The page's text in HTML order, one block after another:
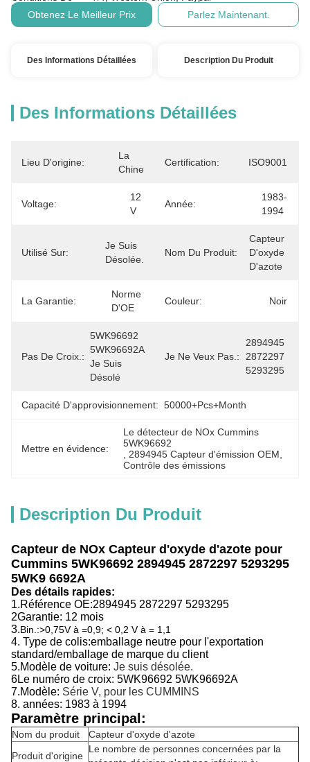
Paiement:
Obtenez Le Meilleur Prix
Parlez Maintenant.
Des Informations Détaillées Description Du Produit
Des Informations Détaillées
Lieu D'origine:
La
Chine
Certification: ISO9001
Voltage:
12
V
Année:
1983-
1994
Utilisé Sur:
Je Suis
Désolée.
Nom Du Produit:
Capteur
D'oxyde
D'azote
La Garantie:
Norme
D'OE
Couleur: Noir
Pas De Croix.:
5WK96692
5WK96692A
Je Suis
Désolé
Je Ne Veux Pas.:
2894945
2872297
5293295
Capacité D'approvisionnement: 50000+Pcs+Month
Mettre en évidence:
Le détecteur de NOx Cummins
5WK96692
2894945 Capteur d'émission OEM
Contrôle des émissions
Description Du Produit
Capteur de NOx Capteur d'oxyde d'azote pour
Cummins 5WK96692 2894945 2872297 5293295
5WK9 6692A
Des détails rapides:
1.Référence OE:2894945 2872297 5293295
2Garantie: 12 mois
3.Bin.:>0,75V à =0,9; < 0,2 V à = 1,1
4. Type de colis:emballage neutre pour l'exportation
standard/emballage de marque du client
5.Modèle de voiture: Je suis désolée.
6Le numéro de croix: 5WK96692 5WK96692A
7.Modèle: Série V, pour les CUMMINS
8. années: 1983 à 1994
Paramètre principal:
Nom du produit
Capteur d'oxyde d'azote
Produit d'origine
Le nombre de personnes concernées par la